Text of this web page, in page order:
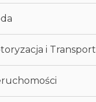
i Transport